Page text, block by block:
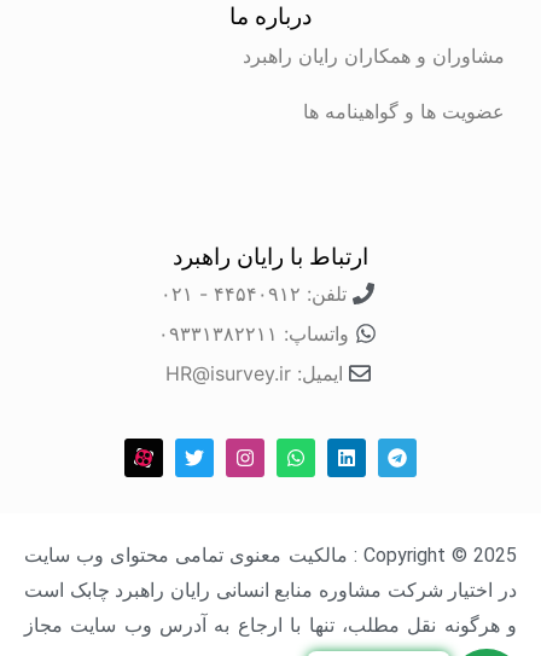
درباره ما
مشاوران و همکاران رایان راهبرد
عضویت ها و گواهینامه ها
ارتباط با رایان راهبرد
تلفن: ۴۴۵۴۰۹۱۲ - ۰۲۱
واتساپ: ۰۹۳۳۱۳۸۲۲۱۱
ایمیل: HR@isurvey.ir
Copyright © 2025 : مالکیت معنوی تمامی محتوای وب سایت
در اختیار شرکت مشاوره منابع انسانی رایان راهبرد چابک است
و هرگونه نقل مطلب، تنها با ارجاع به آدرس وب سایت مجاز